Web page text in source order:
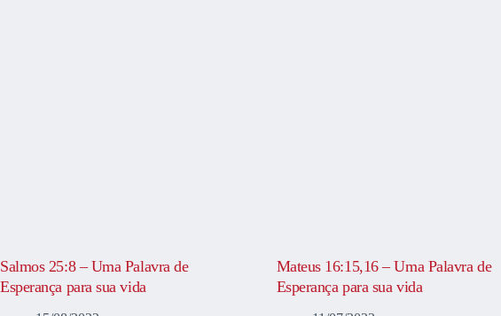
Salmos 25:8 – Uma Palavra de
Esperança para sua vida
Mateus 16:15,16 – Uma Palavra de
Esperança para sua vida